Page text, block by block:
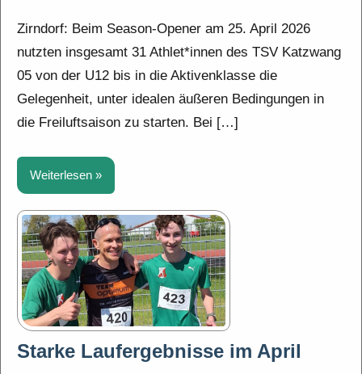
Zirndorf: Beim Season-Opener am 25. April 2026
nutzten insgesamt 31 Athlet*innen des TSV Katzwang
05 von der U12 bis in die Aktivenklasse die
Gelegenheit, unter idealen äußeren Bedingungen in
die Freiluftsaison zu starten. Bei […]
Weiterlesen
Starke Laufergebnisse im April